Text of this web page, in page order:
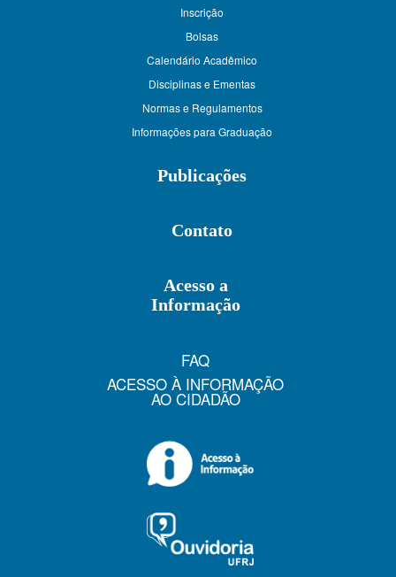
Inscrição
Bolsas
Calendário Acadêmico
Disciplinas e Ementas
Normas e Regulamentos
Informações para Graduação
Publicações
Contato
Acesso a
Informação
FAQ
ACESSO À INFORMAÇÃO
AO CIDADÃO